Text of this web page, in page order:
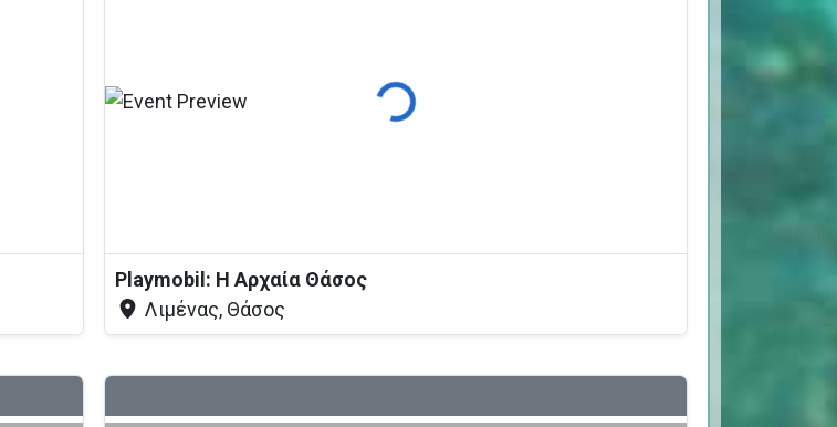
Φόρτωση...
Playmobil: Η Αρχαία Θάσος
Λιμένας, Θάσος